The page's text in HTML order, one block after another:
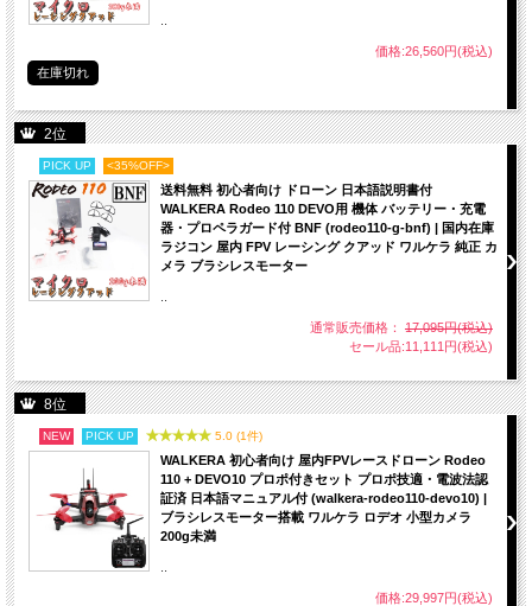
価格:26,560円(税込)
在庫切れ
2位
PICK UP <35%OFF>
送料無料 初心者向け ドローン 日本語説明書付
WALKERA Rodeo 110 DEVO用 機体 バッテリー・充電
器・プロペラガード付 BNF (rodeo110-g-bnf) | 国内在庫
ラジコン 屋内 FPV レーシング クアッド ワルケラ 純正 カ
メラ ブラシレスモーター
通常販売価格： 17,095円(税込)
セール品:11,111円(税込)
8位
NEW PICK UP 5.0 (1件)
WALKERA 初心者向け 屋内FPVレースドローン Rodeo
110 + DEVO10 プロポ付きセット プロポ技適・電波法認
証済 日本語マニュアル付 (walkera-rodeo110-devo10) |
ブラシレスモーター搭載 ワルケラ ロデオ 小型カメラ
200g未満
価格:29,997円(税込)